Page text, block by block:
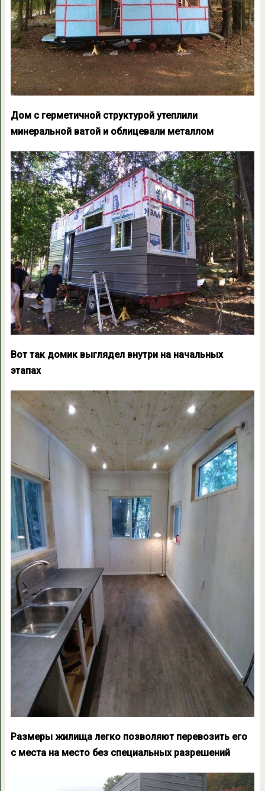
Дом с герметичной структурой утеплили
минеральной ватой и облицевали металлом
Вот так домик выглядел внутри на начальных
этапах
Размеры жилища легко позволяют перевозить его
с места на место без специальных разрешений